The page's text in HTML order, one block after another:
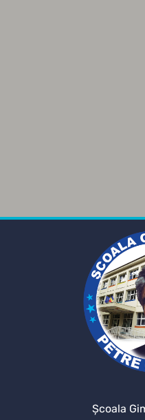
Şcoala